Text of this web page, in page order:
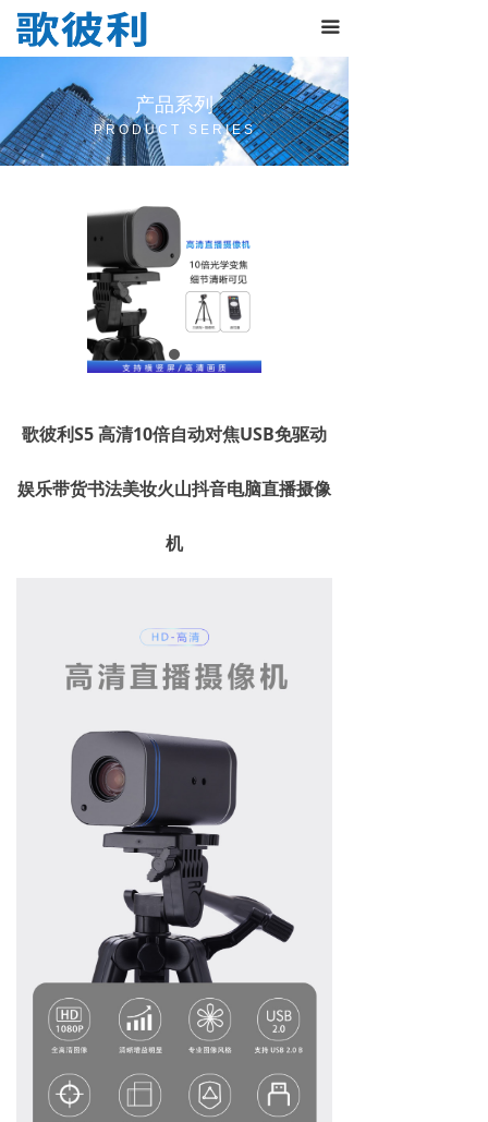
끀
首页
产品展示
新闻资讯
产品系列
PRODUCT SERIES
歌彼利S5 高清10倍自动对焦USB免驱动
娱乐带货书法美妆火山抖音电脑直播摄像
机